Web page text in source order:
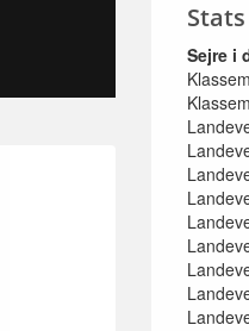
Stats
Sejre i